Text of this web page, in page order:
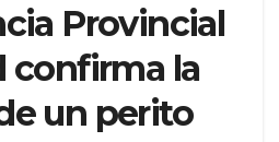
Provincial
confirma la
un perito